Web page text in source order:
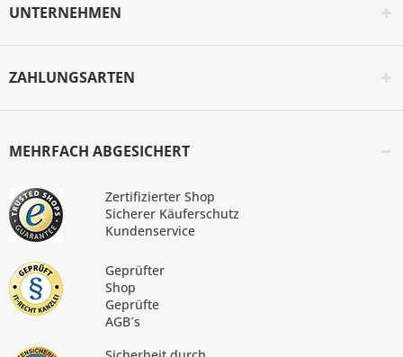
UNTERNEHMEN
ZAHLUNGSARTEN
MEHRFACH ABGESICHERT
Zertifizierter Shop
Sicherer Käuferschutz
Kundenservice
Geprüfter
Shop
Geprüfte
AGB´s